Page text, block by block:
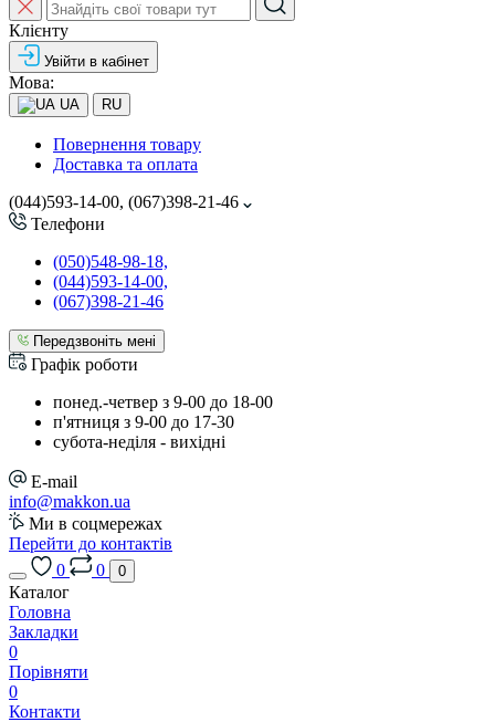
Клієнту
Увійти в кабінет
Мова:
UA RU
Повернення товару
Доставка та оплата
(044)593-14-00, (067)398-21-46
Телефони
(050)548-98-18,
(044)593-14-00,
(067)398-21-46
Передзвоніть мені
Графік роботи
понед.-четвер з 9-00 до 18-00
п'ятниця з 9-00 до 17-30
cубота-неділя - вихідні
E-mail
info@makkon.ua
Ми в соцмережах
Перейти до контактів
0
0 0
Каталог
Головна
Закладки
0
Порівняти
0
Контакти